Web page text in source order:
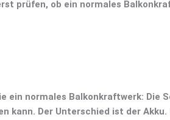
prüfen, ob ein normales
ein normales Balkonkraftwerk: Die
kann. Der Unterschied ist der Akku.